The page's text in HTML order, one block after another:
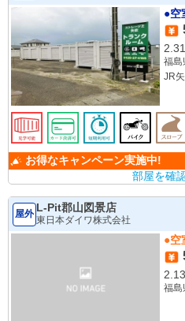
●空
2.31
福島
JR
お得なキャンペーン実施中!
部屋を確
屋外 L-Pit郡山図景店
東日本ダイワ株式会社
●空
2.13
福島